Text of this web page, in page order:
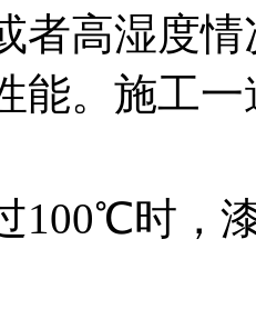
者高湿度
能。施工
100℃时，